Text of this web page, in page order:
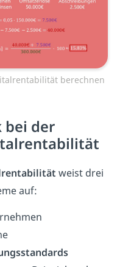
berechnen
bei der
weist drei
auf: